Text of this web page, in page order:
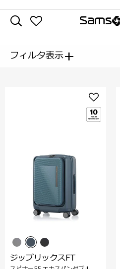
フィルタ表示+
ジップリックスFT